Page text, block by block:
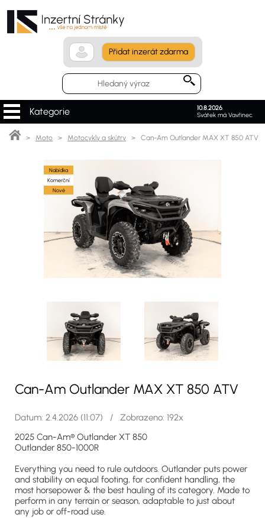
Přidat inzerát zdarma
10.8.2026.
Svátek má Vavřinec.
Kategorie
> Moto > Motocykly a skútry > Can-Am Outlander MAX XT 850 ATV
Nabídka
Komerční
Nové
Can-Am Outlander MAX XT 850 ATV
Datum: 2.4.2026 (11:07) / Zobrazeno: 192x
2025 Can-Am® Outlander XT 850
Outlander 850-1000R
Everything you need to rule outdoors. Outlander puts power
and stability on equal footing, for confident handling, the
most horsepower & the best hauling of its category. Made to
perform in any terrain or season, adaptable to just about
any job or off-road use.